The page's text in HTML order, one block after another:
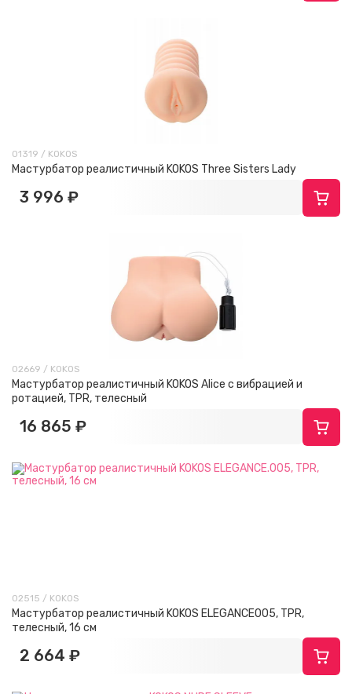
01319 / KOKOS
Мастурбатор реалистичный KOKOS Three Sisters Lady
3 996 ₽
02669 / KOKOS
Мастурбатор реалистичный KOKOS Alice с вибрацией и
ротацией, TPR, телесный
16 865 ₽
02515 / KOKOS
Мастурбатор реалистичный KOKOS ELEGANCE005, TPR,
телесный, 16 см
2 664 ₽